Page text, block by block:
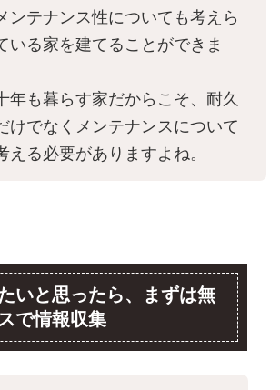
ンテナンス性についても考えら
いる家を建てることができま
年も暮らす家だからこそ、耐久
けでなくメンテナンスについて
える必要がありますよね。
いと思ったら、まずは無
で情報収集